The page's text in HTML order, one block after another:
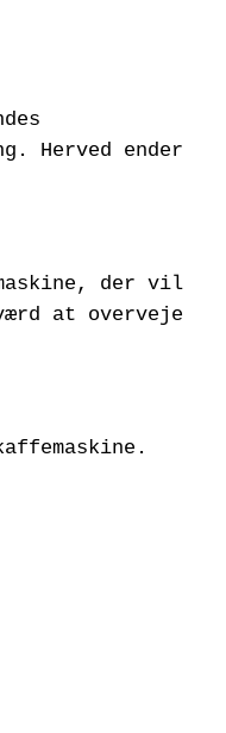
Herved ender
der vil
at overveje